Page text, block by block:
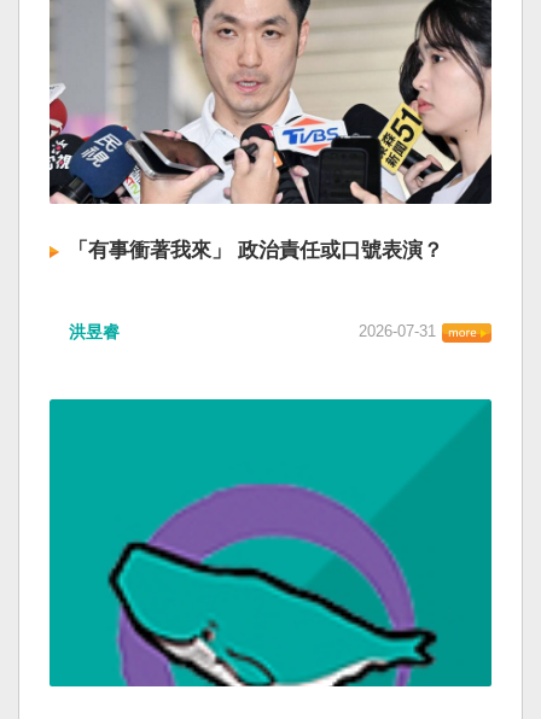
「有事衝著我來」 政治責任或口號表演？
洪昱睿 2026-07-31